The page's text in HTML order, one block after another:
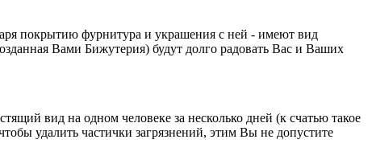
покрытию фурнитура и украшения с ней - имеют вид
Вами Бижутерия) будут долго радовать Вас и Ваших
вид на одном человеке за несколько дней (к счатью такое
удалить частички загрязнений, этим Вы не допустите